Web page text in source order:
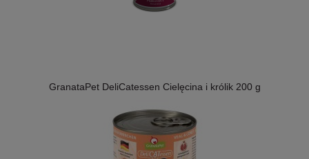
GranataPet DeliCatessen Cielęcina i królik 200 g